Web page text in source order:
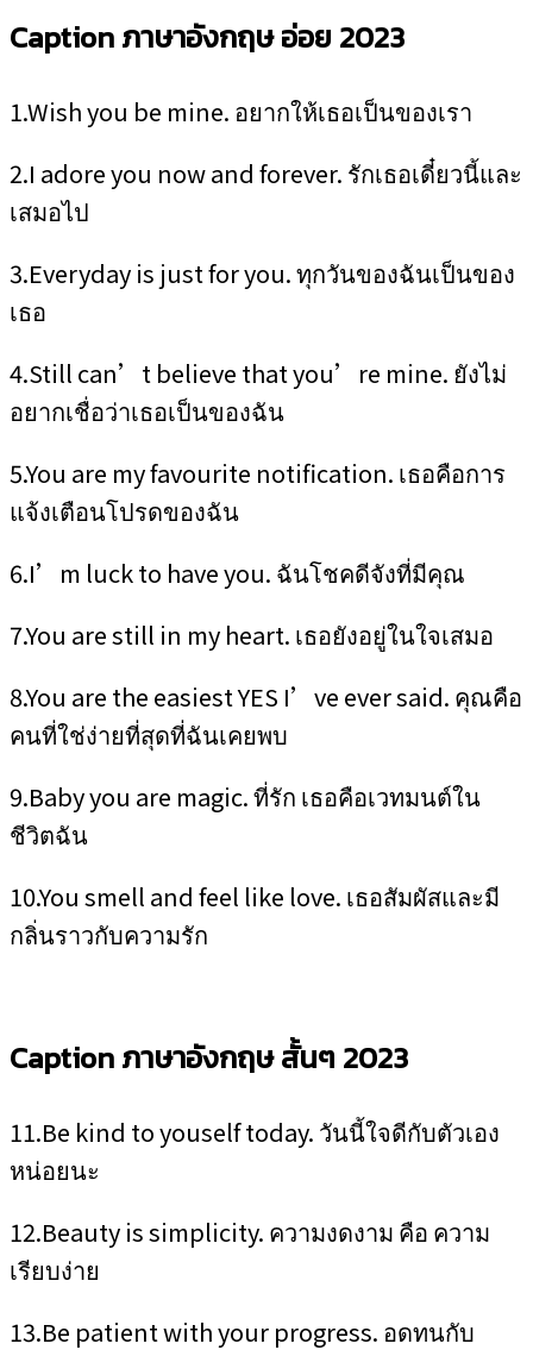
Caption ภาษาอังกฤษ อ่อย 2023
1.Wish you be mine. อยากให้เธอเป็นของเรา
2.I adore you now and forever. รักเธอเดี๋ยวนี้และ
เสมอไป
3.Everyday is just for you. ทุกวันของฉันเป็นของ
เธอ
4.Still can’t believe that you’re mine. ยังไม่
อยากเชื่อว่าเธอเป็นของฉัน
5.You are my favourite notification. เธอคือการ
แจ้งเตือนโปรดของฉัน
6.I’m luck to have you. ฉันโชคดีจังที่มีคุณ
7.You are still in my heart. เธอยังอยู่ในใจเสมอ
8.You are the easiest YES I’ve ever said. คุณคือ
คนที่ใช่ง่ายที่สุดที่ฉันเคยพบ
9.Baby you are magic. ที่รัก เธอคือเวทมนต์ใน
ชีวิตฉัน
10.You smell and feel like love. เธอสัมผัสและมี
กลิ่นราวกับความรัก
Caption ภาษาอังกฤษ สั้นๆ 2023
11.Be kind to youself today. วันนี้ใจดีกับตัวเอง
หน่อยนะ
12.Beauty is simplicity. ความงดงาม คือ ความ
เรียบง่าย
13.Be patient with your progress. อดทนกับ